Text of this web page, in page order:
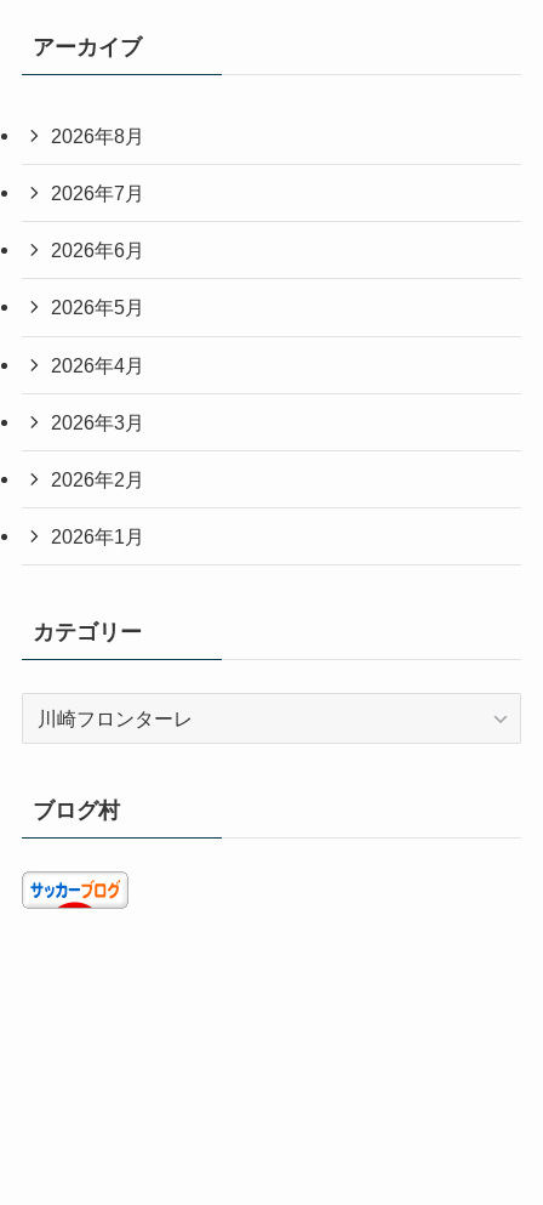
アーカイブ
2026年8月
2026年7月
2026年6月
2026年5月
2026年4月
2026年3月
2026年2月
2026年1月
カテゴリー
ー
ブログ村